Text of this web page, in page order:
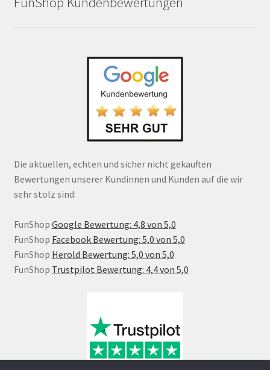
Die aktuellen, echten und sicher nicht gekauften
Bewertungen unserer Kundinnen und Kunden auf die wir
sehr stolz sind:
FunShop Google Bewertung: 4,8 von 5,0
FunShop Facebook Bewertung: 5,0 von 5,0
FunShop Herold Bewertung: 5,0 von 5,0
FunShop Trustpilot Bewertung: 4,4 von 5,0